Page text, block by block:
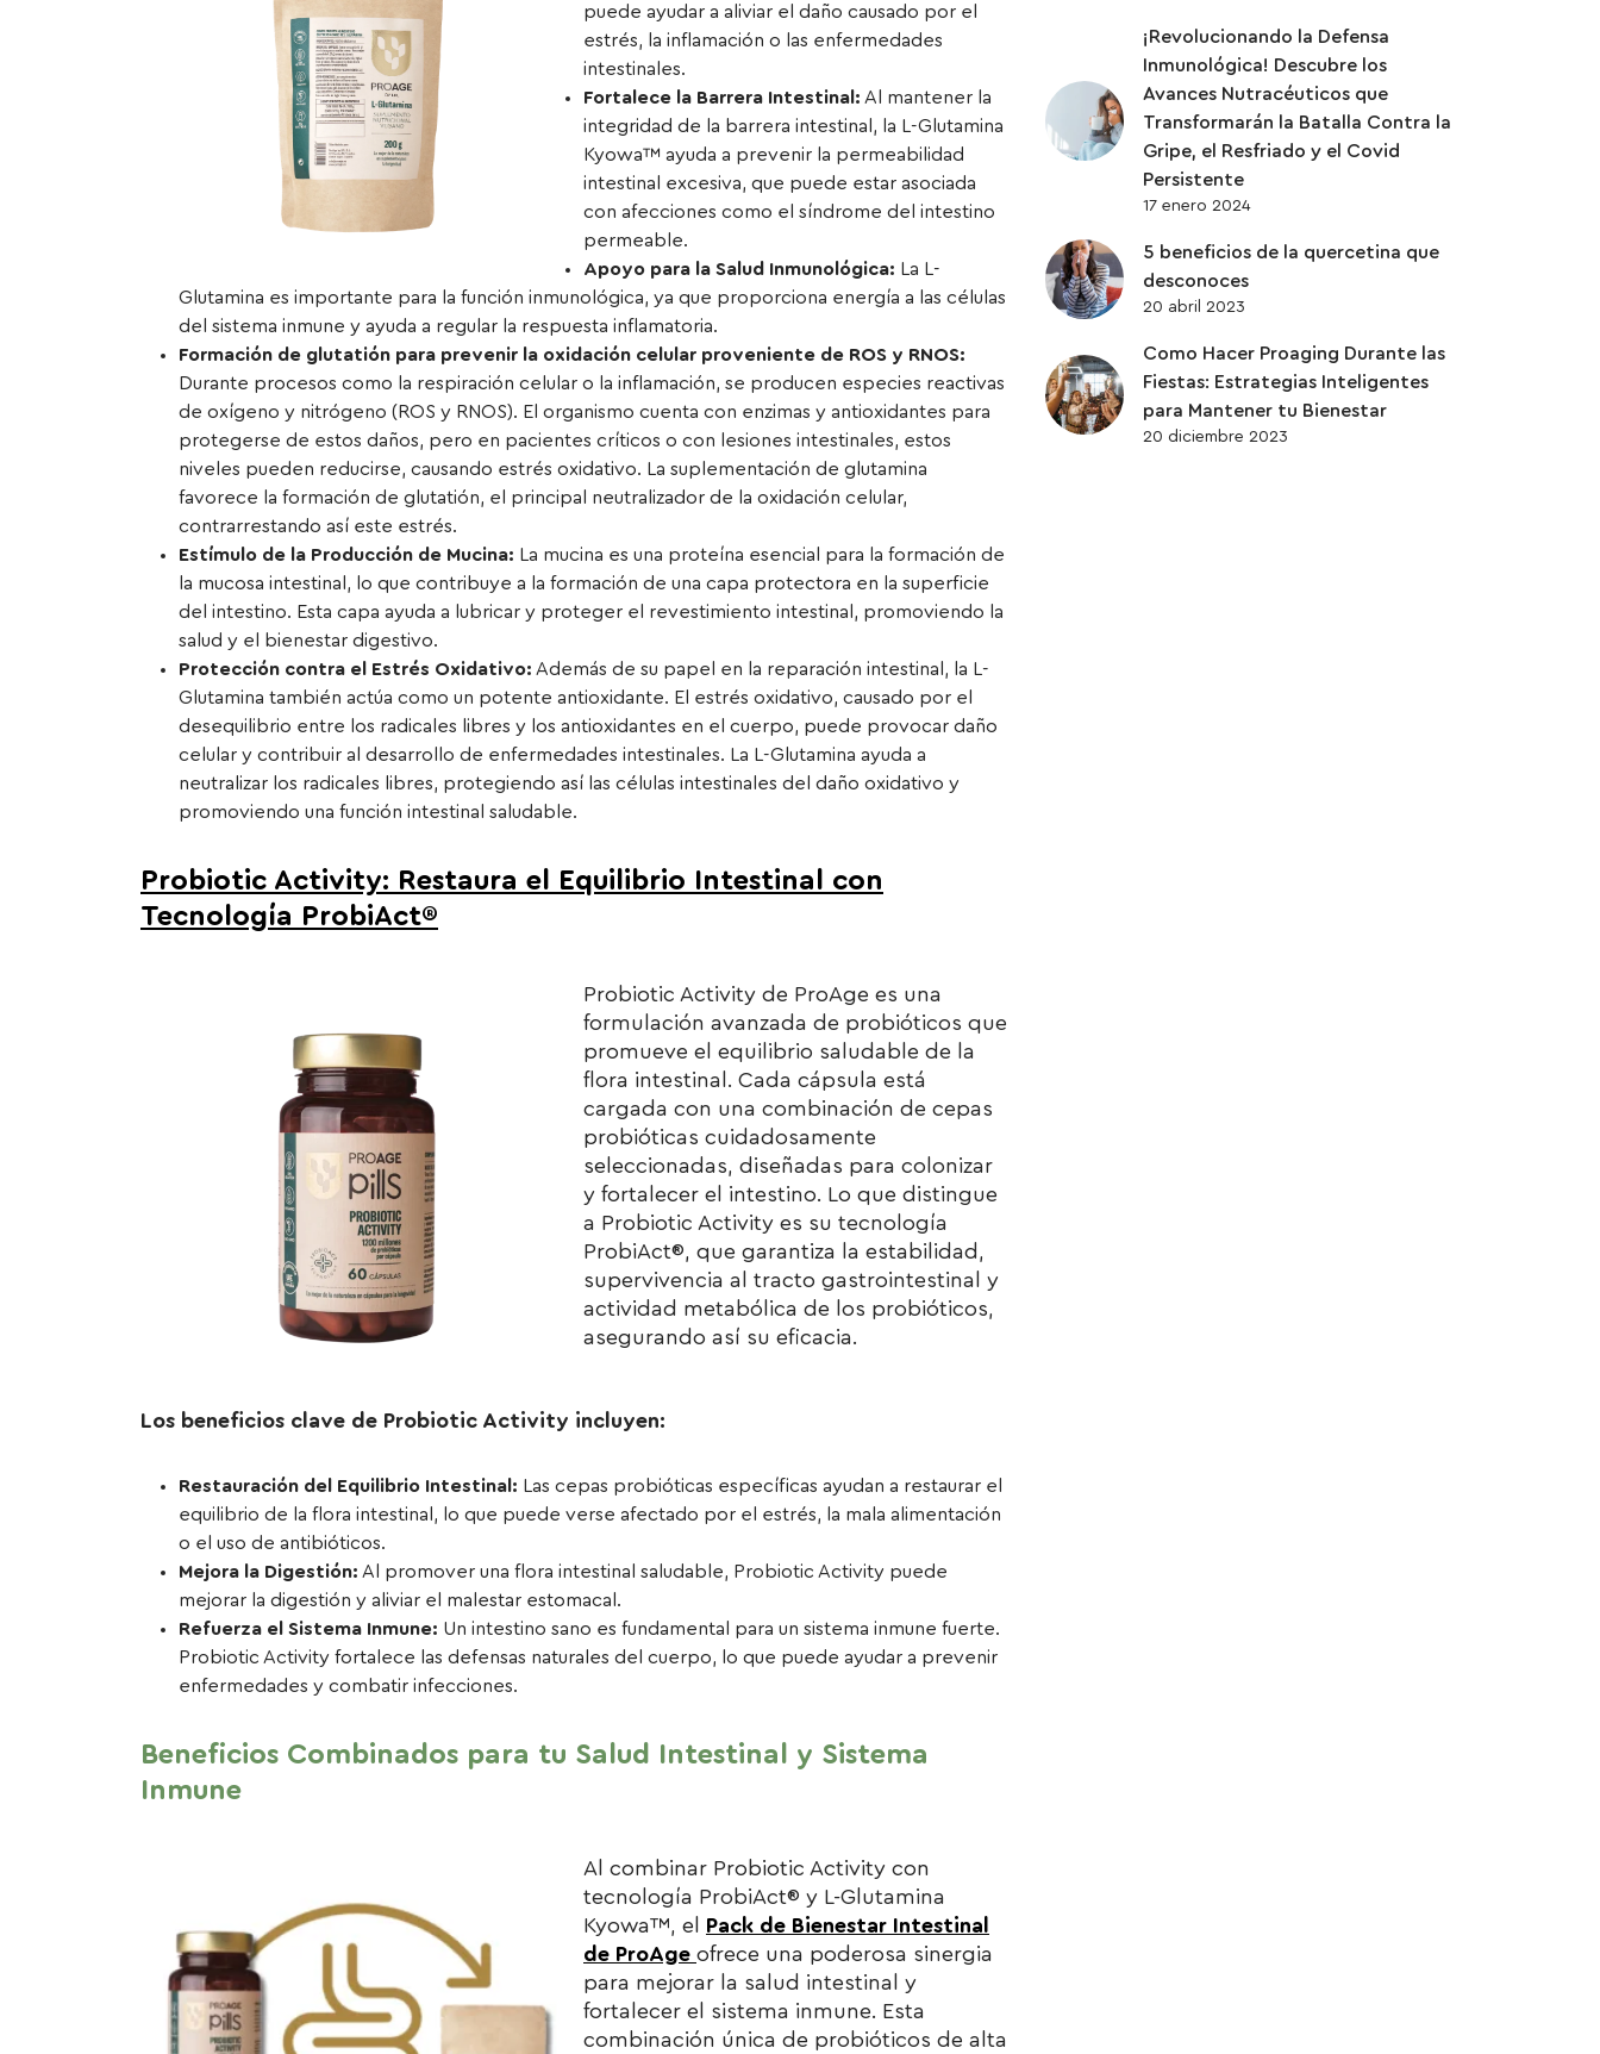
puede ayudar a aliviar el daño causado por el
estrés, la inflamación o las enfermedades
intestinales.
Fortalece la Barrera Intestinal: Al mantener la
integridad de la barrera intestinal, la L-Glutamina
Kyowa™ ayuda a prevenir la permeabilidad
intestinal excesiva, que puede estar asociada
con afecciones como el síndrome del intestino
permeable.
Apoyo para la Salud Inmunológica: La L-
Glutamina es importante para la función inmunológica, ya que proporciona energía a las células
del sistema inmune y ayuda a regular la respuesta inflamatoria.
Formación de glutatión para prevenir la oxidación celular proveniente de ROS y RNOS:
Durante procesos como la respiración celular o la inflamación, se producen especies reactivas
de oxígeno y nitrógeno (ROS y RNOS). El organismo cuenta con enzimas y antioxidantes para
protegerse de estos daños, pero en pacientes críticos o con lesiones intestinales, estos
niveles pueden reducirse, causando estrés oxidativo. La suplementación de glutamina
favorece la formación de glutatión, el principal neutralizador de la oxidación celular,
contrarrestando así este estrés.
Estímulo de la Producción de Mucina: La mucina es una proteína esencial para la formación de
la mucosa intestinal, lo que contribuye a la formación de una capa protectora en la superficie
del intestino. Esta capa ayuda a lubricar y proteger el revestimiento intestinal, promoviendo la
salud y el bienestar digestivo.
Protección contra el Estrés Oxidativo: Además de su papel en la reparación intestinal, la L-
Glutamina también actúa como un potente antioxidante. El estrés oxidativo, causado por el
desequilibrio entre los radicales libres y los antioxidantes en el cuerpo, puede provocar daño
celular y contribuir al desarrollo de enfermedades intestinales. La L-Glutamina ayuda a
neutralizar los radicales libres, protegiendo así las células intestinales del daño oxidativo y
promoviendo una función intestinal saludable.
Probiotic Activity: Restaura el Equilibrio Intestinal con
Tecnología ProbiAct®
Probiotic Activity de ProAge es una
formulación avanzada de probióticos que
promueve el equilibrio saludable de la
flora intestinal. Cada cápsula está
cargada con una combinación de cepas
probióticas cuidadosamente
seleccionadas, diseñadas para colonizar
y fortalecer el intestino. Lo que distingue
a Probiotic Activity es su tecnología
ProbiAct®, que garantiza la estabilidad,
supervivencia al tracto gastrointestinal y
actividad metabólica de los probióticos,
asegurando así su eficacia.
Los beneficios clave de Probiotic Activity incluyen:
Restauración del Equilibrio Intestinal: Las cepas probióticas específicas ayudan a restaurar el
equilibrio de la flora intestinal, lo que puede verse afectado por el estrés, la mala alimentación
o el uso de antibióticos.
Mejora la Digestión: Al promover una flora intestinal saludable, Probiotic Activity puede
mejorar la digestión y aliviar el malestar estomacal.
Refuerza el Sistema Inmune: Un intestino sano es fundamental para un sistema inmune fuerte.
Probiotic Activity fortalece las defensas naturales del cuerpo, lo que puede ayudar a prevenir
enfermedades y combatir infecciones.
Beneficios Combinados para tu Salud Intestinal y Sistema
Inmune
Al combinar Probiotic Activity con
tecnología ProbiAct® y L-Glutamina
Kyowa™, el Pack de Bienestar Intestinal
de ProAge ofrece una poderosa sinergia
para mejorar la salud intestinal y
fortalecer el sistema inmune. Esta
combinación única de probióticos de alta
¡Revolucionando la Defensa
Inmunológica! Descubre los
Avances Nutracéuticos que
Transformarán la Batalla Contra la
Gripe, el Resfriado y el Covid
Persistente
17 enero 2024
5 beneficios de la quercetina que
desconoces
20 abril 2023
Como Hacer Proaging Durante las
Fiestas: Estrategias Inteligentes
para Mantener tu Bienestar
20 diciembre 2023